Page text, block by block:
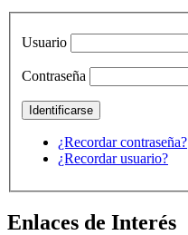
Usuario
Contraseña
¿Recordar contraseña?
¿Recordar usuario?
Enlaces de Interés